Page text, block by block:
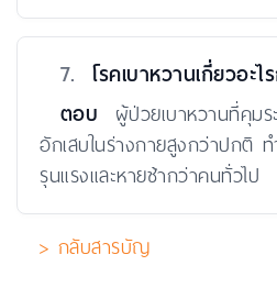
7. โรคเบาหวานเกี่ยวอะไ
ตอบ ผู้ป่วยเบาหวานที่คุม
อักเสบในร่างกายสูงกว่าปกติ ท
รุนแรงและหายช้ากว่าคนทั่วไป
> กลับสารบัญ